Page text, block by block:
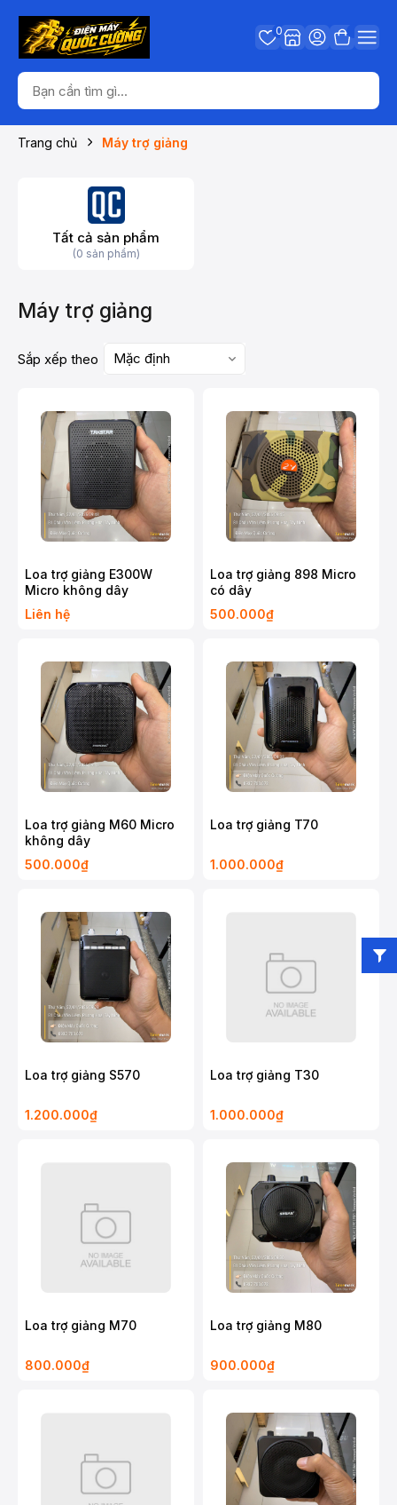
0
Trang chủ Máy trợ giảng
Tất cả sản phẩm
(0 sản phẩm)
Máy trợ giảng
Sắp xếp theo Mặc định
Loa trợ giảng E300W
Micro không dây
Liên hệ
Loa trợ giảng 898 Micro
có dây
500.000₫
Loa trợ giảng M60 Micro
không dây
500.000₫
Loa trợ giảng T70
1.000.000₫
Loa trợ giảng S570
1.200.000₫
Loa trợ giảng T30
1.000.000₫
Loa trợ giảng M70
800.000₫
Loa trợ giảng M80
900.000₫